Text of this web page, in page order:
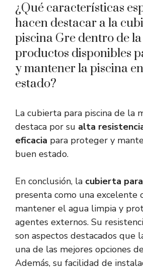
¿Qué características
hacen destacar a la
piscina Gre dentro de
productos disponibles
y mantener la piscina
estado?
La cubierta para piscina de la
destaca por su alta
eficacia para proteger y
buen estado.
En conclusión, la cubierta
presenta como una excelente
mantener el agua limpia y
agentes externos. Su
son aspectos destacados que
una de las mejores opciones
Además, su facilidad de